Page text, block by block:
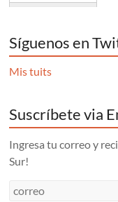
Síguenos en
Mis tuits
Suscríbete via
Ingresa tu correo y
Sur!
correo